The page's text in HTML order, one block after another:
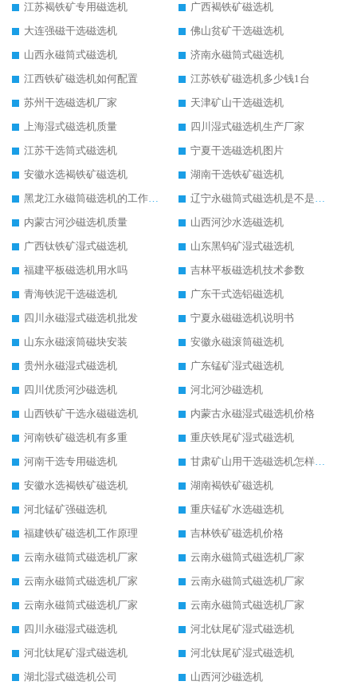
江苏褐铁矿专用磁选机
广西褐铁矿磁选机
大连强磁干选磁选机
佛山贫矿干选磁选机
山西永磁筒式磁选机
济南永磁筒式磁选机
江西铁矿磁选机如何配置
江苏铁矿磁选机多少钱1台
苏州干选磁选机厂家
天津矿山干选磁选机
上海湿式磁选机质量
四川湿式磁选机生产厂家
江苏干选筒式磁选机
宁夏干选磁选机图片
安徽水选褐铁矿磁选机
湖南干选铁矿磁选机
黑龙江永磁筒磁选机的工作原理
辽宁永磁筒式磁选机是不是强磁
内蒙古河沙磁选机质量
山西河沙水选磁选机
广西钛铁矿湿式磁选机
山东黑钨矿湿式磁选机
福建平板磁选机用水吗
吉林平板磁选机技术参数
青海铁泥干选磁选机
广东干式选铝磁选机
四川永磁湿式磁选机批发
宁夏永磁磁选机说明书
山东永磁滚筒磁块安装
安徽永磁滚筒磁选机
贵州永磁湿式磁选机
广东锰矿湿式磁选机
四川优质河沙磁选机
河北河沙磁选机
山西铁矿干选永磁磁选机
内蒙古永磁湿式磁选机价格
河南铁矿磁选机有多重
重庆铁尾矿湿式磁选机
河南干选专用磁选机
甘肃矿山用干选磁选机怎样调磁
安徽水选褐铁矿磁选机
湖南褐铁矿磁选机
河北锰矿强磁选机
重庆锰矿水选磁选机
福建铁矿磁选机工作原理
吉林铁矿磁选机价格
云南永磁筒式磁选机厂家
云南永磁筒式磁选机厂家
云南永磁筒式磁选机厂家
云南永磁筒式磁选机厂家
云南永磁筒式磁选机厂家
云南永磁筒式磁选机厂家
四川永磁湿式磁选机
河北钛尾矿湿式磁选机
河北钛尾矿湿式磁选机
河北钛尾矿湿式磁选机
湖北湿式磁选机公司
山西河沙磁选机